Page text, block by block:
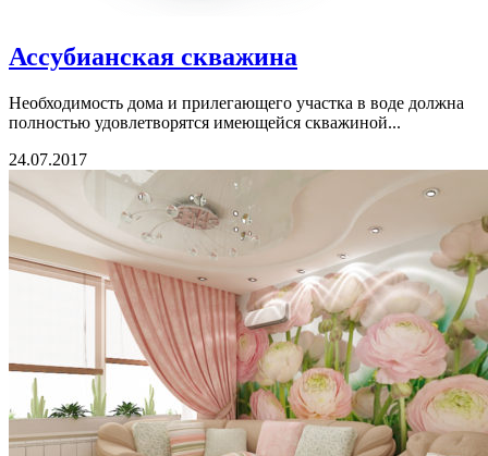
Ассубианская скважина
Необходимость дома и прилегающего участка в воде должна
полностью удовлетворятся имеющейся скважиной...
24.07.2017